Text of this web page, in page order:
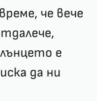
че вече
е
да ни